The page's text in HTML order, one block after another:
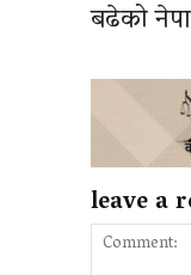
बढेको
leave a